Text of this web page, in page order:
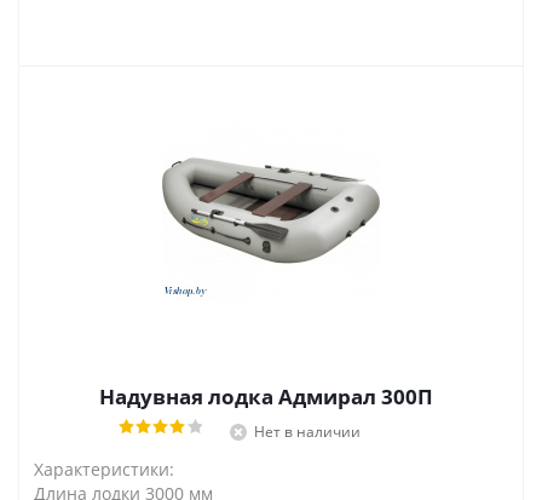
Надувная лодка Адмирал 300П
Нет в наличии
Характеристики:
Длина лодки 3000 мм